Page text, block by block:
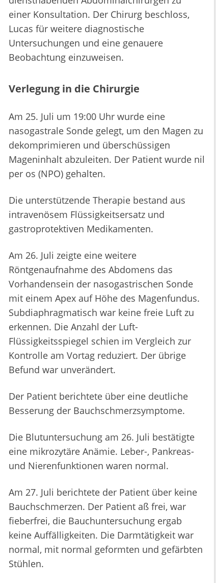
einer Konsultation. Der Chirurg beschloss,
Lucas für weitere diagnostische
Untersuchungen und eine genauere
Beobachtung einzuweisen.
Verlegung in die Chirurgie
Am 25. Juli um 19:00 Uhr wurde eine
nasogastrale Sonde gelegt, um den Magen zu
dekomprimieren und überschüssigen
Mageninhalt abzuleiten. Der Patient wurde nil
per os (NPO) gehalten.
Die unterstützende Therapie bestand aus
intravenösem Flüssigkeitsersatz und
gastroprotektiven Medikamenten.
Am 26. Juli zeigte eine weitere
Röntgenaufnahme des Abdomens das
Vorhandensein der nasogastrischen Sonde
mit einem Apex auf Höhe des Magenfundus.
Subdiaphragmatisch war keine freie Luft zu
erkennen. Die Anzahl der Luft-
Flüssigkeitsspiegel schien im Vergleich zur
Kontrolle am Vortag reduziert. Der übrige
Befund war unverändert.
Der Patient berichtete über eine deutliche
Besserung der Bauchschmerzsymptome.
Die Blutuntersuchung am 26. Juli bestätigte
eine mikrozytäre Anämie. Leber-, Pankreas-
und Nierenfunktionen waren normal.
Am 27. Juli berichtete der Patient über keine
Bauchschmerzen. Der Patient aß frei, war
fieberfrei, die Bauchuntersuchung ergab
keine Auffälligkeiten. Die Darmtätigkeit war
normal, mit normal geformten und gefärbten
Stühlen.